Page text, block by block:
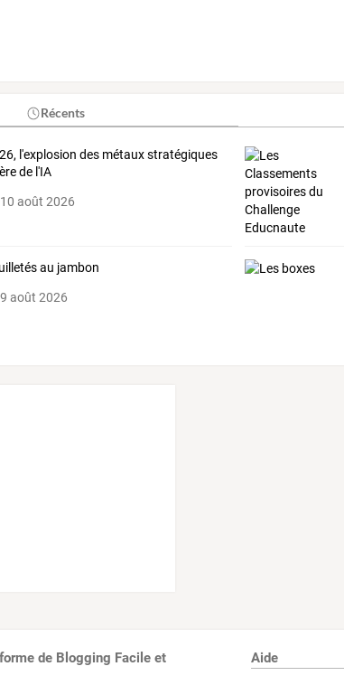
Récents
l'explosion des métaux stratégiques
de l'IA
10 août 2026
au jambon
9 août 2026
de Blogging Facile et
Aide